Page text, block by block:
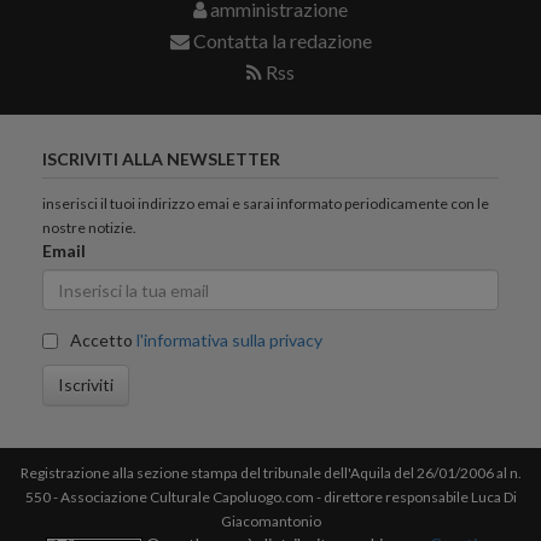
amministrazione
Contatta la redazione
Rss
ISCRIVITI ALLA NEWSLETTER
inserisci il tuoi indirizzo emai e sarai informato periodicamente con le
nostre notizie.
Email
Accetto l'informativa sulla privacy
Iscriviti
Registrazione alla sezione stampa del tribunale dell'Aquila del 26/01/2006 al n.
550 - Associazione Culturale Capoluogo.com - direttore responsabile Luca Di
Giacomantonio